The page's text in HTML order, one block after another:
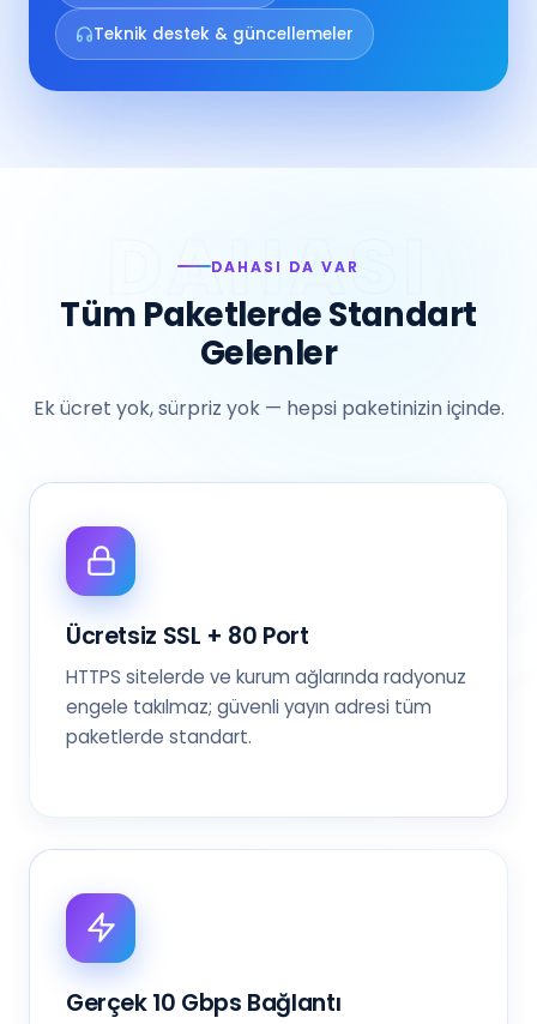
Teknik destek & güncellemeler
DAHASI DA VAR
Tüm Paketlerde Standart
Gelenler
Ek ücret yok, sürpriz yok — hepsi paketinizin içinde.
Ücretsiz SSL + 80 Port
HTTPS sitelerde ve kurum ağlarında radyonuz
engele takılmaz; güvenli yayın adresi tüm
paketlerde standart.
Gerçek 10 Gbps Bağlantı